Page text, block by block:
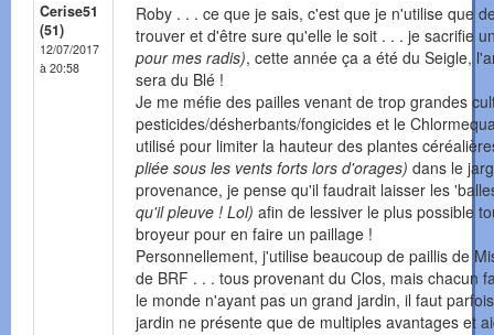
Cerise51
(51)
12/07/2017
à 20:58
Roby . . . ce que je sais, c'est que je n'utilise que
trouver et d'être sure qu'elle le soit . . . je sacrifie
pour mes radis), cette année ça a été du Seigle,
sera du Blé !
Je me méfie des pailles venant de trop grandes
pesticides/désherbants/fongicides et le
utilisé pour limiter la hauteur des plantes
pliée sous les vents forts lors d'orages) dans le
provenance, je pense qu'il faudrait laisser les
qu'il pleuve ! Lol) afin de lessiver le plus possible
broyeur pour en faire un paillage !
Personnellement, j'utilise beaucoup de paillis de
de BRF . . . tous provenant du Clos, mais chacun
le monde n'ayant pas un grand jardin, il faut
jardin ne présente que de multiples avantages et